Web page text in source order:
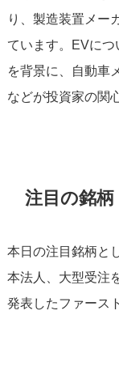
り、製造装置メー
ています。EVに
を背景に、自動車
などが投資家の関
注目の銘柄
本日の注目銘柄と
本法人、大型受注
発表したファース